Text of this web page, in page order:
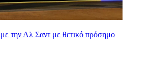
την Αλ Σαντ με θετικό πρόσημο